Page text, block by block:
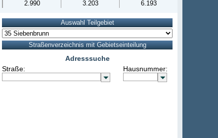
2.990 3.203 6.193
Adresssuche
Straße:
Hausnummer: